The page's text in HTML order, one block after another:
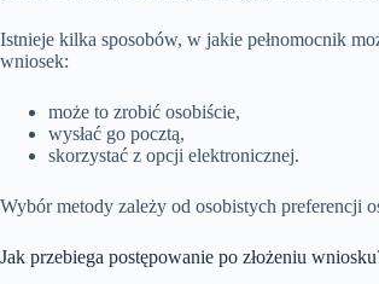
Istnieje kilka sposobów, w jakie pełnomocnik
wniosek:
może to zrobić osobiście,
wysłać go pocztą,
skorzystać z opcji elektronicznej.
Wybór metody zależy od osobistych preferencji
Jak przebiega postępowanie po złożeniu